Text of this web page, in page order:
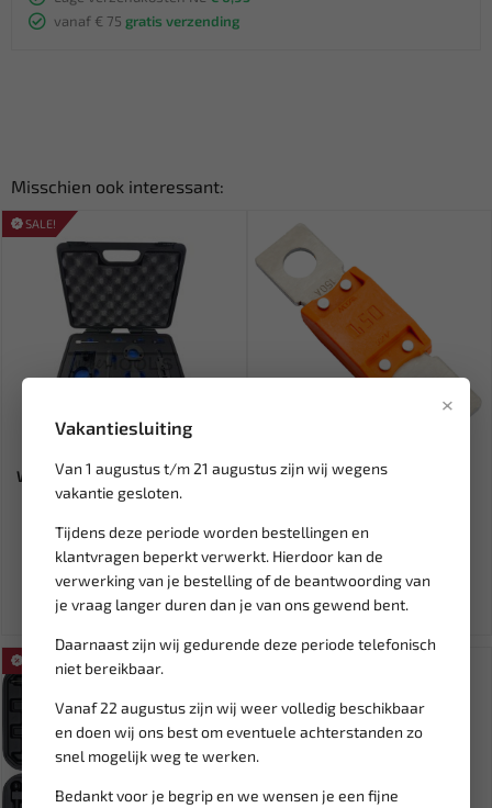
×
Vakantiesluiting
Van 1 augustus t/m 21 augustus zijn wij wegens
vakantie gesloten.
Tijdens deze periode worden bestellingen en
klantvragen beperkt verwerkt. Hierdoor kan de
verwerking van je bestelling of de beantwoording van
je vraag langer duren dan je van ons gewend bent.
Daarnaast zijn wij gedurende deze periode telefonisch
niet bereikbaar.
Vanaf 22 augustus zijn wij weer volledig beschikbaar
en doen wij ons best om eventuele achterstanden zo
snel mogelijk weg te werken.
Bedankt voor je begrip en we wensen je een fijne
vanaf € 75 gratis verzending
Misschien ook interessant:
SALE!
WEBER TOOLS Timingset Opel
2.0 CDTI (>2014) WT-269...
92,05
108,30
Ex. btw: € 76,08
MTA Zekering Mega 150A
4,95
Ex. btw: € 4,09